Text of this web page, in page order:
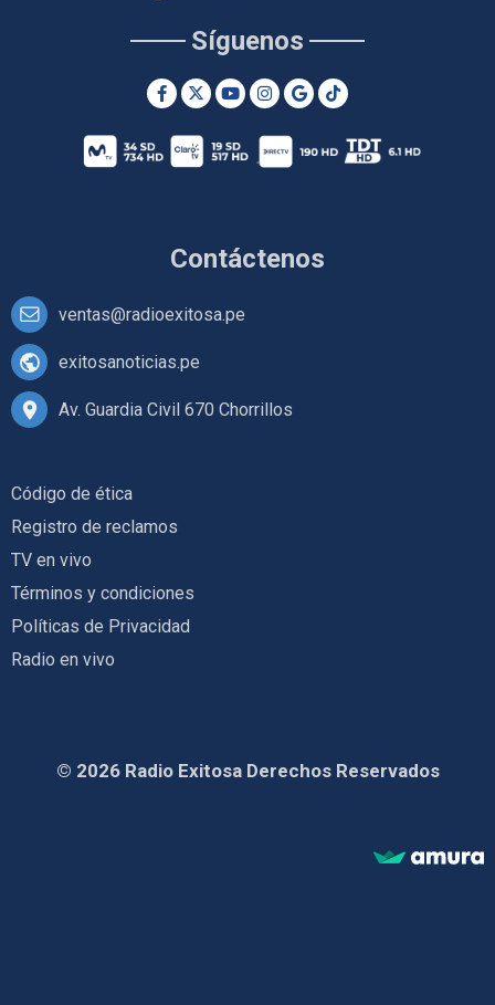
Contáctenos
ventas@radioexitosa.pe
exitosanoticias.pe
Av. Guardia Civil 670 Chorrillos
Síguenos
Código de ética
Registro de reclamos
TV en vivo
Términos y condiciones
Políticas de Privacidad
Radio en vivo
© 2026 Radio Exitosa Derechos Reservados